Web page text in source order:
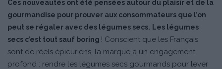
Ces nouveautés ont été pensées autour du plaisir et de la
gourmandise pour prouver aux consommateurs que l’on
peut se régaler avec des légumes secs. Les légumes
secs c’est tout sauf boring ! Conscient que les Français
sont de réels épicuriens, la marque a un engagement
profond : rendre les légumes secs gourmands pour lever